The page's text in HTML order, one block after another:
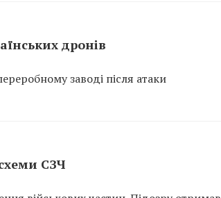
дронів
заводі після атаки
СЗЧ